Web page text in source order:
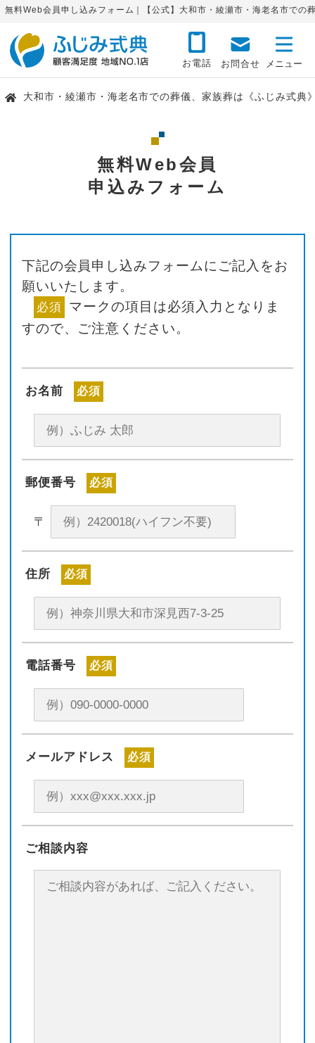
無料Web会員申し込みフォーム｜【公式】大和市・綾瀬市・海老名市での
お電話 お問合せ
大和市・綾瀬市・海老名市での葬儀、家族葬は《ふじみ式典
無料Web会員
申込みフォーム
下記の会員申し込みフォームにご記入をお
願いいたします。
必須 マークの項目は必須入力となりま
すので、ご注意ください。
お名前 必須
郵便番号 必須
〒
住所 必須
電話番号 必須
メールアドレス 必須
ご相談内容